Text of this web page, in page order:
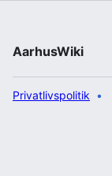
AarhusWiki
Privatlivspolitik